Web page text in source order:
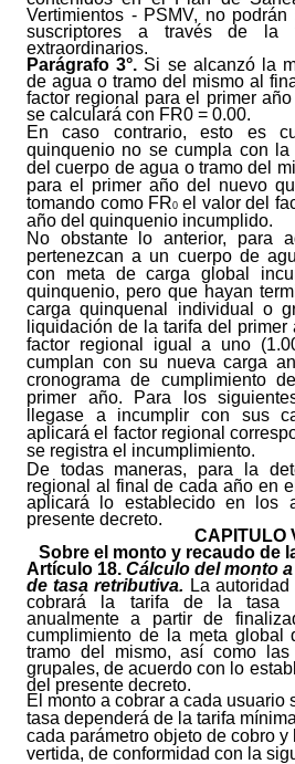
Vertimientos - PSMV, no
suscriptores a través de la
extraordinarios.
Parágrafo 3°. Si se alcanzó la
de agua o tramo del mismo al
factor regional para el primer
se calculará con FR0 = 0.00.
En caso contrario, esto es
quinquenio no se cumpla con
del cuerpo de agua o tramo del
para el primer año del nuevo
tomando como FR0el valor del
año del quinquenio incumplido.
No obstante lo anterior, para
pertenezcan a un cuerpo de
con meta de carga global
quinquenio, pero que hayan
carga quinquenal individual o
liquidación de la tarifa del
factor regional igual a uno
cumplan con su nueva carga
cronograma de cumplimiento
primer año. Para los
llegase a incumplir con sus
aplicará el factor regional
se registra el incumplimiento.
De todas maneras, para la
regional al final de cada año en
aplicará lo establecido en los
presente decreto.
CAPITULO
Sobre el monto y recaudo de
Artículo 18. Cálculo del monto
de tasa retributiva. La
cobrará la tarifa de la tasa
anualmente a partir de
cumplimiento de la meta global
tramo del mismo, así como
grupales, de acuerdo con lo
del presente decreto.
El monto a cobrar a cada usuario
tasa dependerá de la tarifa
cada parámetro objeto de cobro
vertida, de conformidad con la